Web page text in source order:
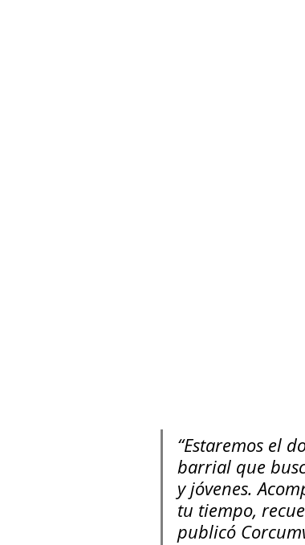
“Estaremos el
barrial que
y jóvenes.
tu tiempo,
publicó